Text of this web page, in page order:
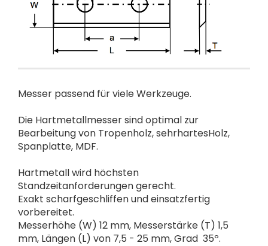
Messer passend für viele Werkzeuge.
Die Hartmetallmesser sind optimal zur
Bearbeitung von Tropenholz, sehrhartesHolz,
Spanplatte, MDF.
Hartmetall wird höchsten
Standzeitanforderungen gerecht.
Exakt scharfgeschliffen und einsatzfertig
vorbereitet.
Messerhöhe (W) 12 mm, Messerstärke (T) 1,5
mm, Längen (L) von 7,5 - 25 mm, Grad 35º.